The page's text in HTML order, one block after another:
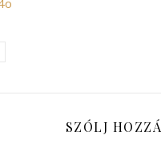
SZÓLJ HOZZÁ